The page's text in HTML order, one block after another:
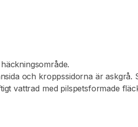
och kroppssidorna är askgrå.
vattrad med pilspetsformade